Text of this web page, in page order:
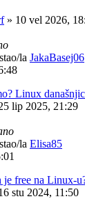
» 10 vel 2026,
la JakaBasej06
Linux
lip 2025, 21:29
la Elisa85
free na Linux-
stu 2024, 11:50